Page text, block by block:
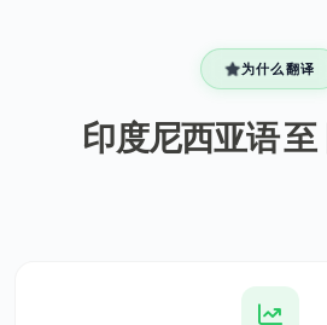
为什么翻译
印度尼西亚语 至